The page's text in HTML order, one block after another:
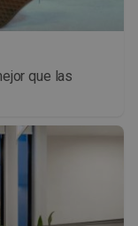
que las